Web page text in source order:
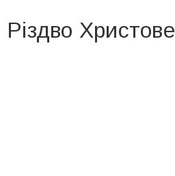
Різдво Христове